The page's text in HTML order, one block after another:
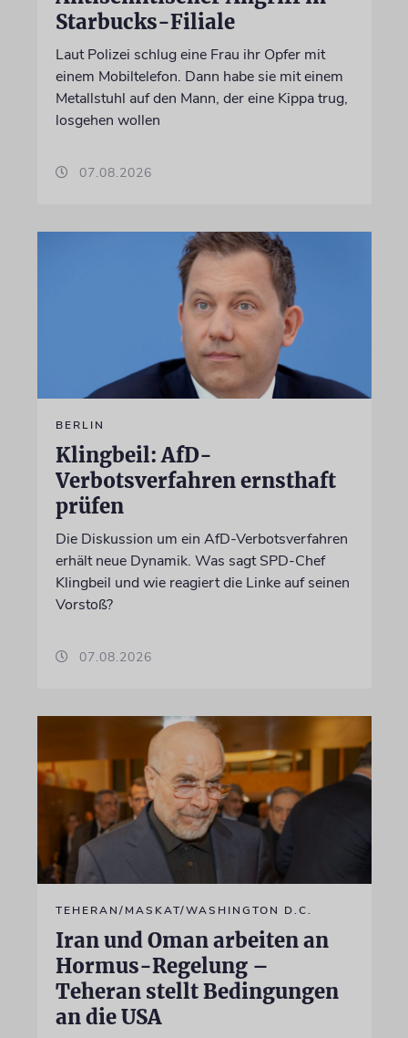
Starbucks-Filiale
Laut Polizei schlug eine Frau ihr Opfer mit
einem Mobiltelefon. Dann habe sie mit einem
Metallstuhl auf den Mann, der eine Kippa trug,
losgehen wollen
07.08.2026
BERLIN
Klingbeil: AfD-
Verbotsverfahren ernsthaft
prüfen
Die Diskussion um ein AfD-Verbotsverfahren
erhält neue Dynamik. Was sagt SPD-Chef
Klingbeil und wie reagiert die Linke auf seinen
Vorstoß?
07.08.2026
TEHERAN/MASKAT/WASHINGTON D.C.
Iran und Oman arbeiten an
Hormus-Regelung –
Teheran stellt Bedingungen
an die USA